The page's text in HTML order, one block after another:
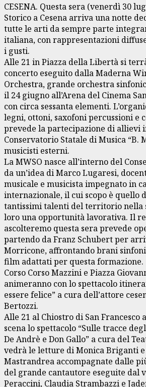
CESENA. Questa sera (venerdì 30
Storico a Cesena arriva una notte
tutte le arti da sempre parte
italiana, con rappresentazioni
i gusti.
Alle 21 in Piazza della Libertà si
concerto eseguito dalla Maderna
Orchestra, grande orchestra
il 24 giugno all’Arena del Cinema
con circa sessanta elementi.
legni, ottoni, saxofoni percussioni e
prevede la partecipazione di allievi
Conservatorio Statale di Musica “B.
musicisti esterni.
La MWSO nasce all’interno del
da un’idea di Marco Lugaresi,
musicale e musicista impegnato in
internazionale, il cui scopo è quello
tantissimi talenti del territorio nella
loro una opportunità lavorativa. Il
ascolteremo questa sera prevede
partendo da Franz Schubert per
Morricone, affrontando brani
film adattati per questa formazione.
Corso Corso Mazzini e Piazza
animeranno con lo spettacolo
essere felice” a cura dell’attore
Bertozzi.
Alle 21 al Chiostro di San Francesco
scena lo spettacolo “Sulle tracce
De Andrè e Don Gallo” a cura del
vedrà le letture di Monica Briganti
Mastrandrea accompagnate dalle
del grande cantautore eseguite dal
Peraccini, Claudia Strambazzi e